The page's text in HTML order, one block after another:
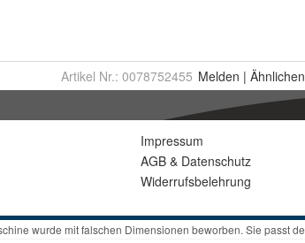
Artikel Nr.: 0078752455 Melden | Ähnlichen
Impressum
AGB & Datenschutz
Widerrufsbelehrung